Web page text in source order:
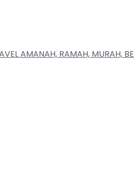
AMANAH, RAMAH, MURAH,